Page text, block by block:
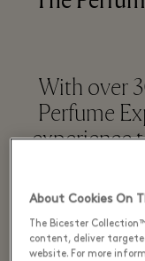
With over
Perfume
experience
About Cookies On
The Bicester
content, deliver
website. For more